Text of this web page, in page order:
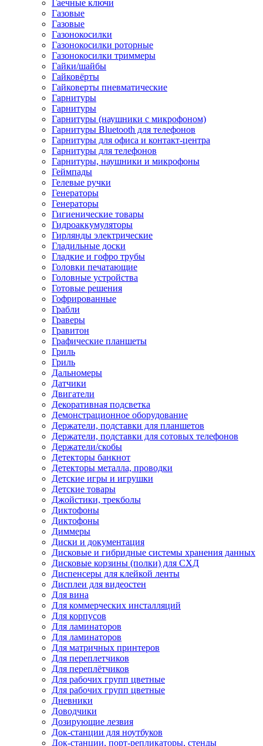
Гаечные ключи
Газовые
Газовые
Газонокосилки
Газонокосилки роторные
Газонокосилки триммеры
Гайки/шайбы
Гайковёрты
Гайковерты пневматические
Гарнитуры
Гарнитуры
Гарнитуры (наушники с микрофоном)
Гарнитуры Bluetooth для телефонов
Гарнитуры для офиса и контакт-центра
Гарнитуры для телефонов
Гарнитуры, наушники и микрофоны
Геймпады
Гелевые ручки
Генераторы
Генераторы
Гигиенические товары
Гидроаккумуляторы
Гирлянды электрические
Гладильные доски
Гладкие и гофро трубы
Головки печатающие
Головные устройства
Готовые решения
Гофрированные
Грабли
Граверы
Гравитон
Графические планшеты
Гриль
Гриль
Дальномеры
Датчики
Двигатели
Декоративная подсветка
Демонстрационное оборудование
Держатели, подставки для планшетов
Держатели, подставки для сотовых телефонов
Держатели/скобы
Детекторы банкнот
Детекторы металла, проводки
Детские игры и игрушки
Детские товары
Джойстики, трекболы
Диктофоны
Диктофоны
Диммеры
Диски и документация
Дисковые и гибридные системы хранения данных
Дисковые корзины (полки) для СХД
Диспенсеры для клейкой ленты
Дисплеи для видеостен
Для вина
Для коммерческих инсталляций
Для корпусов
Для ламинаторов
Для ламинаторов
Для матричных принтеров
Для переплетчиков
Для переплётчиков
Для рабочих групп цветные
Для рабочих групп цветные
Дневники
Доводчики
Дозирующие лезвия
Док-станции для ноутбуков
Док-станции, порт-репликаторы, стенды